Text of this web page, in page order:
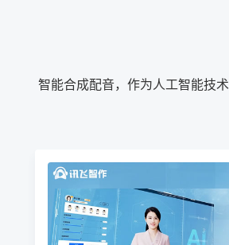
智能合成配音，作为人工智能技